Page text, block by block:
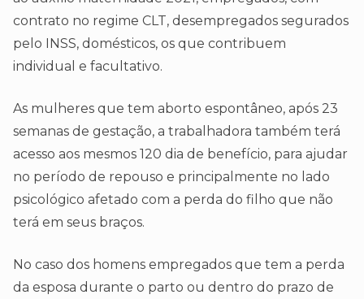
contrato no regime CLT, desempregados segurados
pelo INSS, domésticos, os que contribuem
individual e facultativo.
As mulheres que tem aborto espontâneo, após 23
semanas de gestação, a trabalhadora também terá
acesso aos mesmos 120 dia de benefício, para ajudar
no período de repouso e principalmente no lado
psicológico afetado com a perda do filho que não
terá em seus braços.
No caso dos homens empregados que tem a perda
da esposa durante o parto ou dentro do prazo de